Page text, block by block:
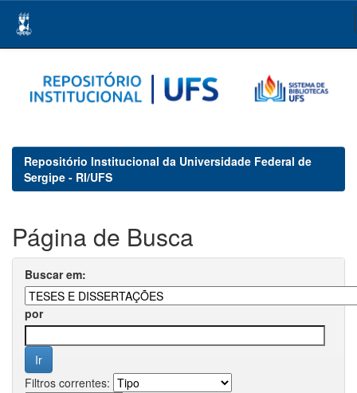
navigation
Repositório Institucional da Universidade Federal de
Sergipe - RI/UFS
Página de Busca
Buscar em:
por
Filtros correntes: